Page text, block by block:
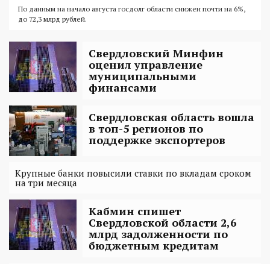
По данным на начало августа госдолг области снижен почти на 6%,
до 72,3 млрд рублей.
Свердловский Минфин
оценил управление
муниципальными
финансами
Свердловская область вошла
в топ-5 регионов по
поддержке экспортеров
Крупные банки повысили ставки по вкладам сроком
на три месяца
Кабмин спишет
Свердловской области 2,6
млрд задолженности по
бюджетным кредитам